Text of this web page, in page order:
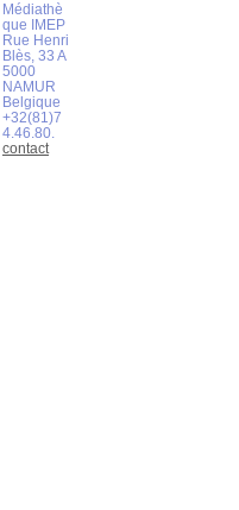
Médiathè
que IMEP
Rue Henri
Blès, 33 A
5000
NAMUR
Belgique
+32(81)7
4.46.80.
contact